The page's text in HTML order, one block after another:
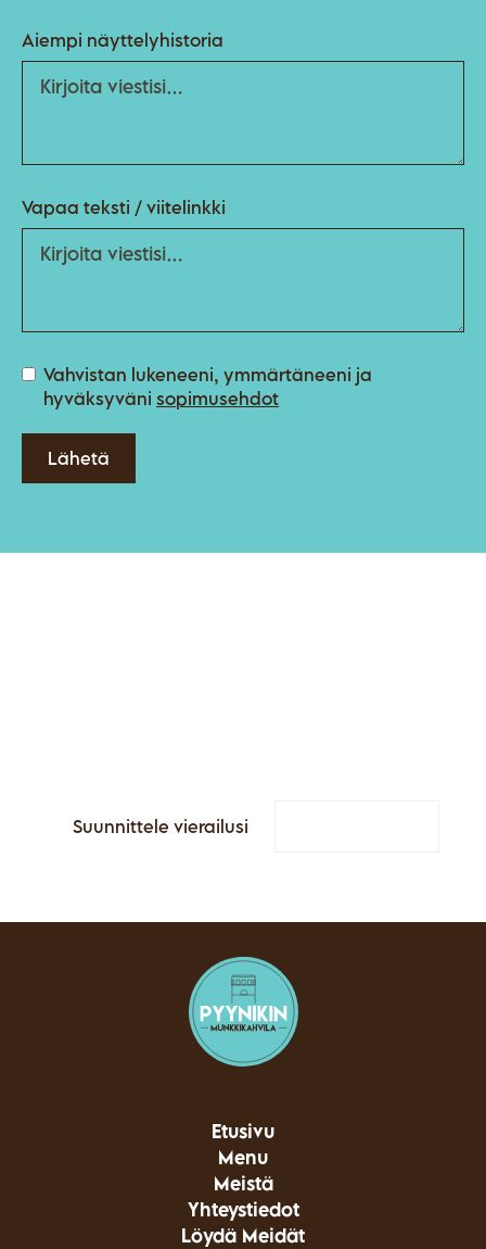
Aiempi näyttelyhistoria
Vapaa teksti / viitelinkki
Vahvistan lukeneeni, ymmärtäneeni ja
hyväksyväni sopimusehdot
Suunnittele vierailusi
Etusivu
Menu
Meistä
Yhteystiedot
Löydä Meidät